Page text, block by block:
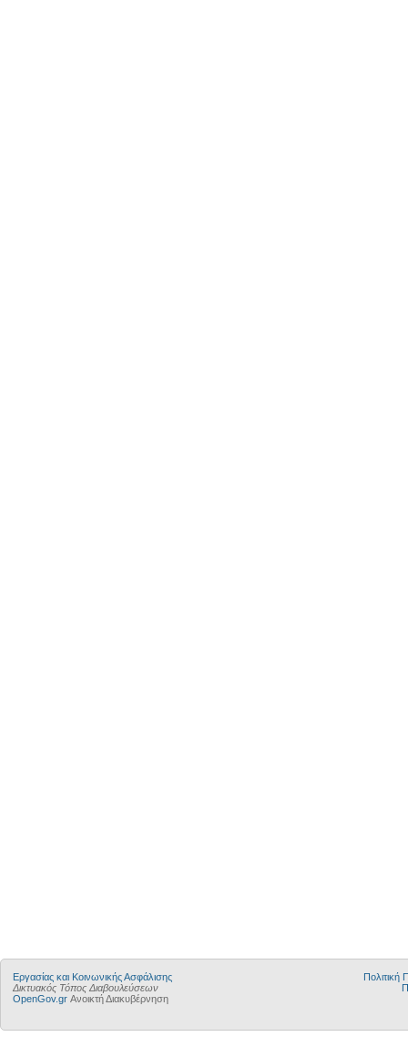
Εργασίας και Κοινωνικής Ασφάλισης
Δικτυακός Τόπος Διαβουλεύσεων
OpenGov.gr Ανοικτή Διακυβέρνηση